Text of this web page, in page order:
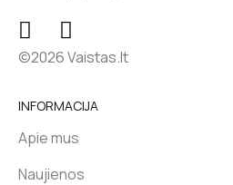
©2026 Vaistas.lt
INFORMACIJA
Apie mus
Naujienos